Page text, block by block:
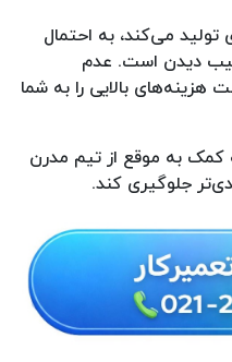
می‌کند، به احتمال
دیدن است. عدم
بالایی را به شما
کمک به موقع از تیم مدرن
جلوگیری کند.